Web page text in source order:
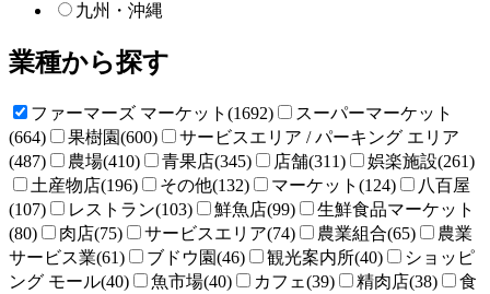
九州・沖縄
業種から探す
ファーマーズ マーケット(1692)
スーパーマーケット
(664)
果樹園(600)
サービスエリア / パーキング エリア
(487)
農場(410) 青果店(345) 店舗(311)
娯楽施設(261)
土産物店(196)
その他(132) マーケット(124)
八百屋
(107)
レストラン(103) 鮮魚店(99)
生鮮食品マーケット
(80)
肉店(75) サービスエリア(74) 農業組合(65)
農業
サービス業(61)
ブドウ園(46) 観光案内所(40)
ショッピ
ング モール(40)
魚市場(40) カフェ(39) 精肉店(38)
食